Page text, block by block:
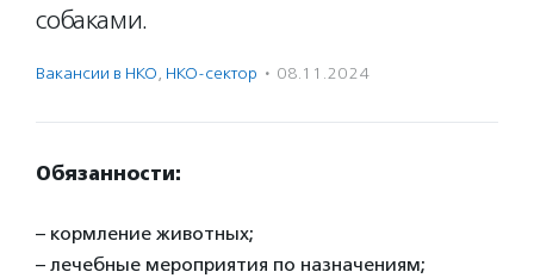
собаками.
Вакансии в НКО, НКО-сектор · 08.11.2024
Обязанности:
– кормление животных;
– лечебные мероприятия по назначениям;